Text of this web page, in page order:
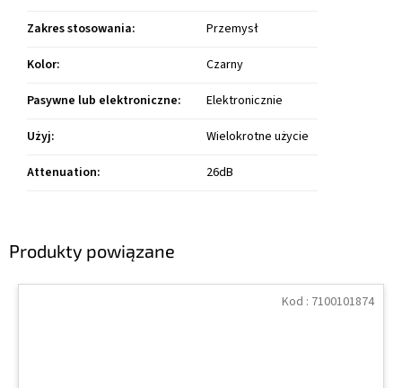
Produkty powiązane
Kod : 7100101874
Zakres stosowania:
Przemysł
Kolor:
Czarny
Pasywne lub elektroniczne:
Elektronicznie
Użyj:
Wielokrotne użycie
Attenuation: 26dB